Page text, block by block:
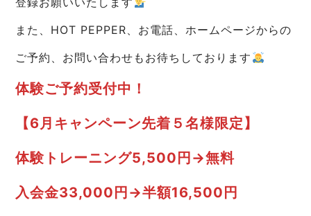
また、HOT PEPPER、お電話、ホームページからの
ご予約、お問い合わせもお待ちしております
体験ご予約受付中！
【6月キャンペーン先着５名様限定】
体験トレーニング5,500円→無料
入会金33,000円→半額16,500円